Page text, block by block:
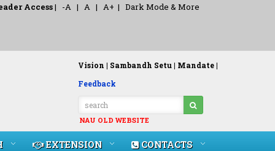
Access| -A | A | A+ | Dark Mode & More
Vision | Sambandh Setu | Mandate |
Feedback
NAU OLD WEBSITE
EXTENSION CONTACTS